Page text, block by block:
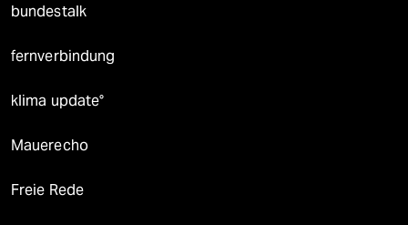
bundestalk
fernverbindung
klima update°
Mauerecho
Freie Rede